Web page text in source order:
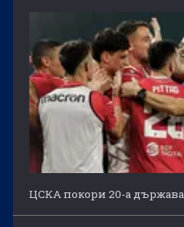
ЦСКА покори 20-а държава